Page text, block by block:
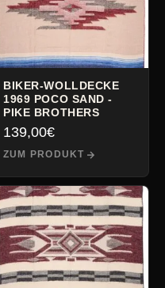
BIKER-WOLLDECKE
1969 POCO SAND -
PIKE BROTHERS
139,00€
ZUM PRODUKT